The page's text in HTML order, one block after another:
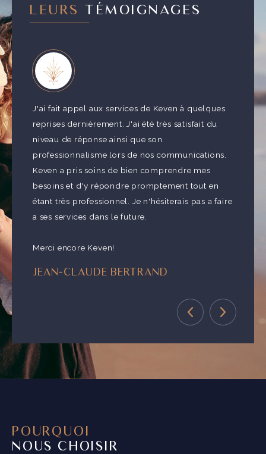
LEURS TÉMOIGNAGES
J'ai fait appel aux services de Keven à quelques
reprises dernièrement. J'ai été très satisfait du
niveau de réponse ainsi que son
professionnalisme lors de nos communications.
Keven a pris soins de bien comprendre mes
besoins et d'y répondre promptement tout en
étant très professionnel. Je n'hésiterais pas a faire
a ses services dans le future.
Merci encore Keven!
JEAN-CLAUDE BERTRAND
POURQUOI
NOUS CHOISIR